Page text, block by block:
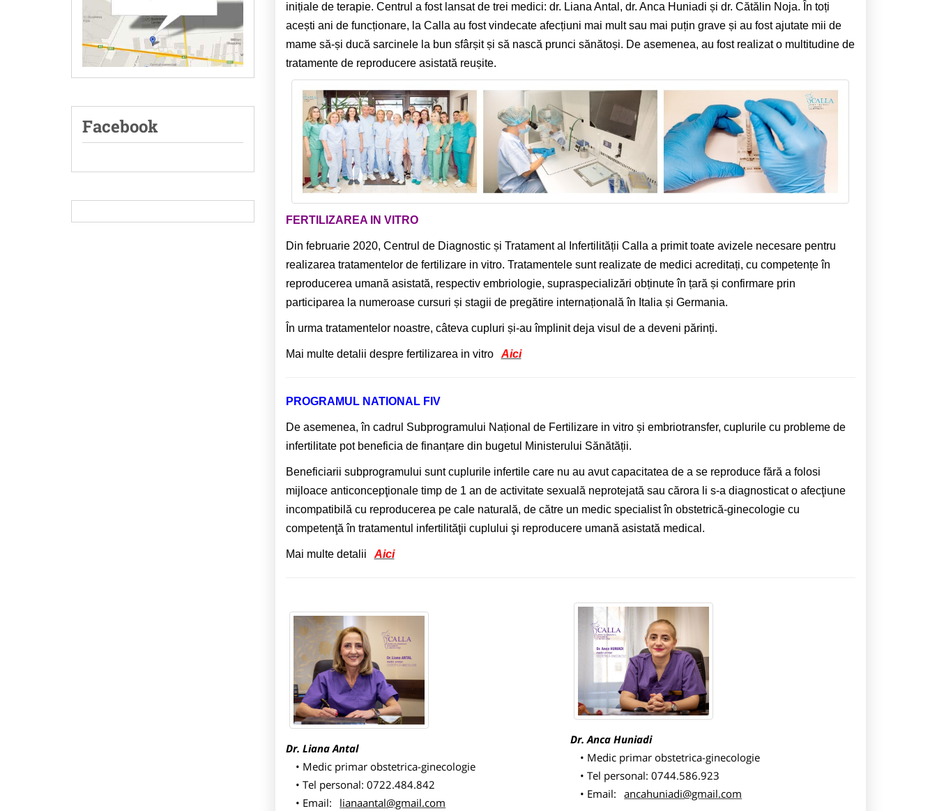
Facebook
inițiale de terapie. Centrul a fost lansat de trei medici: dr. Liana Antal, dr. Anca Huniadi și dr. Cătălin Noja. În toți
acești ani de funcționare, la Calla au fost vindecate afecțiuni mai mult sau mai puțin grave și au fost ajutate mii de
mame să-și ducă sarcinele la bun sfârșit și să nască prunci sănătoși. De asemenea, au fost realizat o multitudine de
tratamente de reproducere asistată reușite.
FERTILIZAREA IN VITRO
Din februarie 2020, Centrul de Diagnostic și Tratament al Infertilității Calla a primit toate avizele necesare pentru
realizarea tratamentelor de fertilizare in vitro. Tratamentele sunt realizate de medici acreditați, cu competențe în
reproducerea umană asistată, respectiv embriologie, supraspecializări obținute în țară și confirmare prin
participarea la numeroase cursuri și stagii de pregătire internațională în Italia și Germania.
În urma tratamentelor noastre, câteva cupluri și-au împlinit deja visul de a deveni părinți.
Mai multe detalii despre fertilizarea in vitro Aici
PROGRAMUL NATIONAL FIV
De asemenea, în cadrul Subprogramului Național de Fertilizare in vitro și embriotransfer, cuplurile cu probleme de
infertilitate pot beneficia de finanțare din bugetul Ministerului Sănătății.
Beneficiarii subprogramului sunt cuplurile infertile care nu au avut capacitatea de a se reproduce fără a folosi
mijloace anticoncepţionale timp de 1 an de activitate sexuală neprotejată sau cărora li s-a diagnosticat o afecţiune
incompatibilă cu reproducerea pe cale naturală, de către un medic specialist în obstetrică-ginecologie cu
competenţă în tratamentul infertilităţii cuplului şi reproducere umană asistată medical.
Mai multe detalii Aici
Dr. Liana Antal
Medic primar obstetrica-ginecologie
Tel personal: 0722.484.842
Email:
lianaantal@gmail.com
Dr.Anca Huniadi
Medic primar obstetrica-ginecologie
Tel personal: 0744.586.923
Email:
ancahuniadi@gmail.com